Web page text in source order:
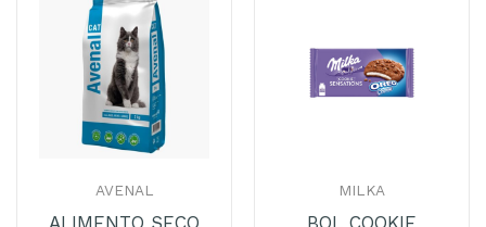
Adicionar
Favoritos
AVENAL
ALIMENTO SECO
Favoritos
MILKA
BOL COOKIE